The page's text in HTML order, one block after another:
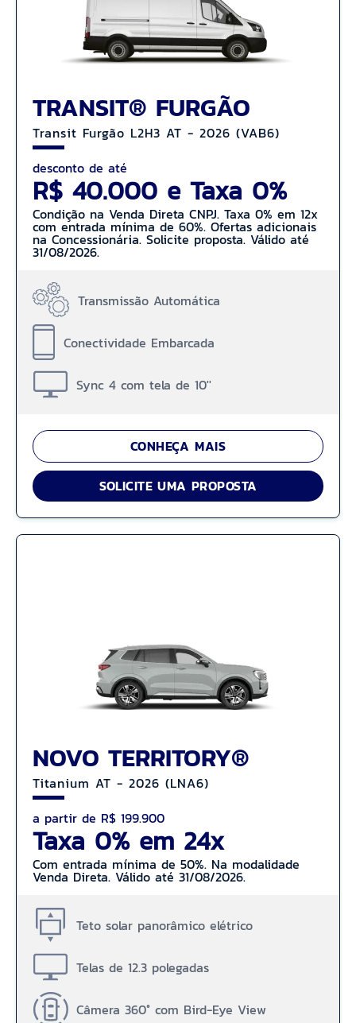
TRANSIT® FURGÃO
Transit Furgão L2H3 AT - 2026 (VAB6)
desconto de até
R$ 40.000 e Taxa 0%
Condição na Venda Direta CNPJ. Taxa 0% em 12x
com entrada mínima de 60%. Ofertas adicionais
na Concessionária. Solicite proposta. Válido até
31/08/2026.
Transmissão Automática
Conectividade Embarcada
Sync 4 com tela de 10''
CONHEÇA MAIS
SOLICITE UMA PROPOSTA
NOVO TERRITORY®
Titanium AT - 2026 (LNA6)
a partir de R$ 199.900
Taxa 0% em 24x
Com entrada mínima de 50%. Na modalidade
Venda Direta. Válido até 31/08/2026.
Teto solar panorâmico elétrico
Telas de 12.3 polegadas
Câmera 360° com Bird-Eye View